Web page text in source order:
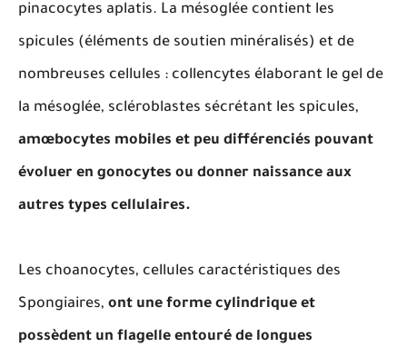
pinacocytes aplatis. La mésoglée contient les
spicules (éléments de soutien minéralisés) et de
nombreuses cellules : collencytes élaborant le gel de
la mésoglée, scléroblastes sécrétant les spicules,
amœbocytes mobiles et peu différenciés pouvant
évoluer en gonocytes ou donner naissance aux
autres types cellulaires.
Les choanocytes, cellules caractéristiques des
Spongiaires, ont une forme cylindrique et
possèdent un flagelle entouré de longues